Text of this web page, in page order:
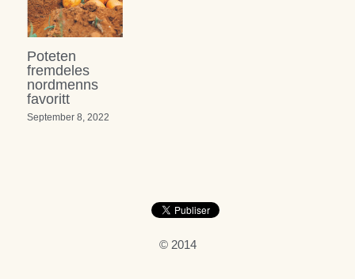
Poteten
fremdeles
nordmenns
favoritt
September 8, 2022
© 2014